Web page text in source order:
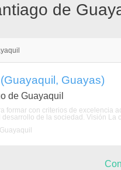
de
Guayas)
de Guayaquil
formar con criterios de excelencia
de la sociedad. Visión La